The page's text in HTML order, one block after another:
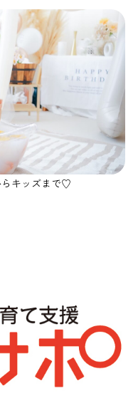
キッズまで♡